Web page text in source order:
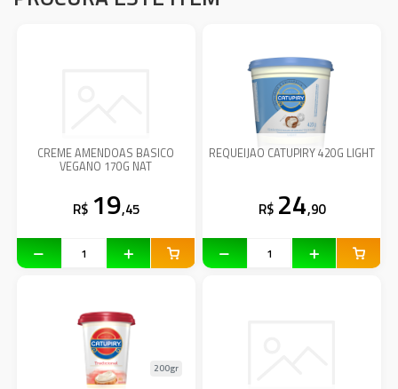
CREME AMENDOAS BASICO
VEGANO 170G NAT
R$ 19,45
REQUEIJAO CATUPIRY 420G LIGHT
R$ 24,90
200gr